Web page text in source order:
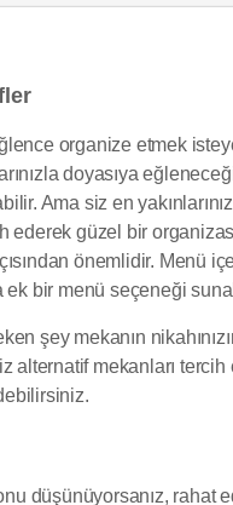
organize etmek
doyasıya
Ama siz en
ederek güzel bir
önemlidir.
ek bir menü seçeneği
şey mekanın
alternatif mekanları
düşünüyorsanız, rahat